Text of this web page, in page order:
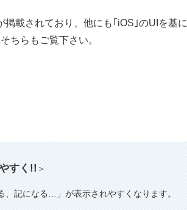
載されており、他にも｢iOS｣のUIを基に
ちらもご覧下さい。
すく!! ＞
、記になる…」が表示されやすくなります。